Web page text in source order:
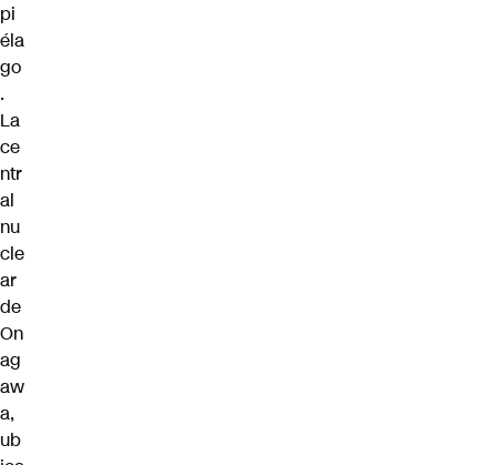
pi
éla
go
.
La
ce
ntr
al
nu
cle
ar
de
On
ag
aw
a,
ub